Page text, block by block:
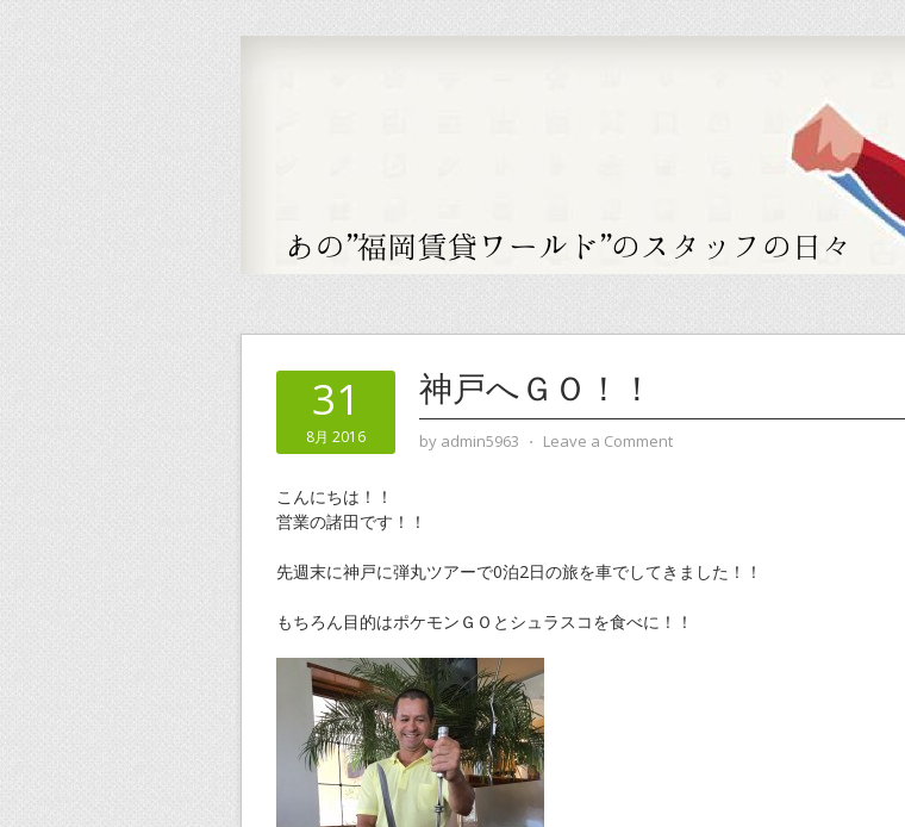
31
8月 2016
神戸へＧＯ！！
by admin5963 ⋅ Leave a Comment
こんにちは！！
営業の諸田です！！
先週末に神戸に弾丸ツアーで0泊2日の旅を車でしてきました！！
もちろん目的はポケモンＧＯとシュラスコを食べに！！